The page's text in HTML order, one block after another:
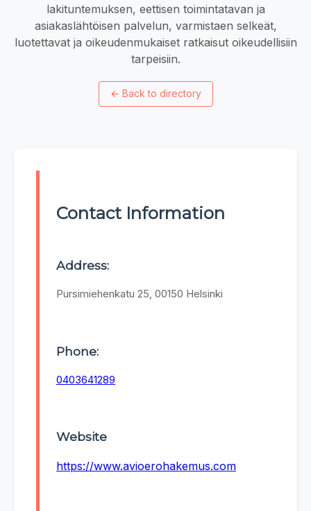
lakituntemuksen, eettisen toimintatavan ja
asiakaslähtöisen palvelun, varmistaen selkeät,
luotettavat ja oikeudenmukaiset ratkaisut oikeudellisiin
tarpeisiin.
← Back to directory
Contact Information
Address:
Pursimiehenkatu 25, 00150 Helsinki
Phone:
0403641289
Website
https://www.avioerohakemus.com